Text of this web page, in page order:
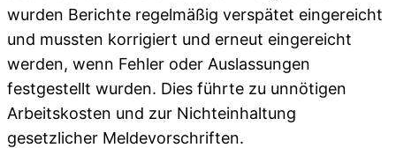
wurden Berichte regelmäßig verspätet eingereicht
und mussten korrigiert und erneut eingereicht
werden, wenn Fehler oder Auslassungen
festgestellt wurden. Dies führte zu unnötigen
Arbeitskosten und zur Nichteinhaltung
gesetzlicher Meldevorschriften.